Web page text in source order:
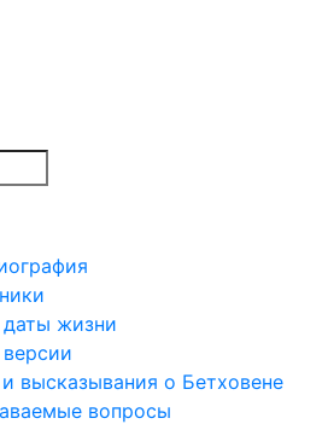
жизни
высказывания о Бетховене
вопросы